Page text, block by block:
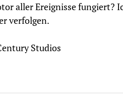
aller Ereignisse fungiert?
verfolgen.
Studios